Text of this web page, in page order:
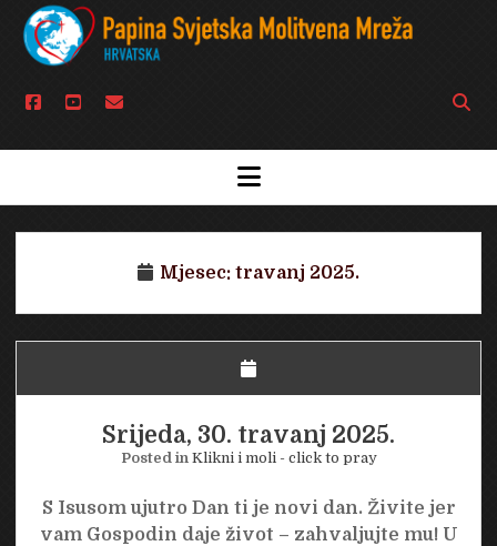
facebook
youtubeemail
Open
bar
open
menu
Mjesec: travanj 2025.
Srijeda, 30. travanj 2025.
Posted in Klikni i moli - click to pray
S Isusom ujutro Dan ti je novi dan. Živite jer
vam Gospodin daje život – zahvaljujte mu! U